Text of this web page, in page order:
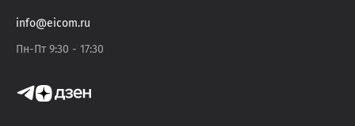
info@eicom.ru
Пн-Пт 9:30 - 17:30